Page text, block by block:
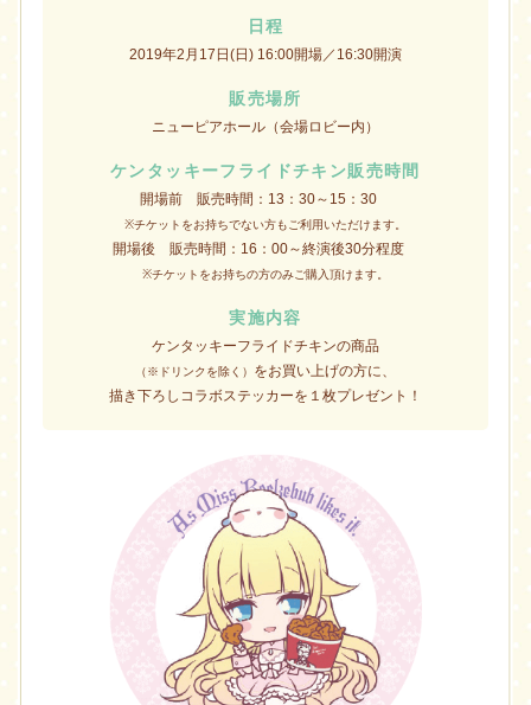
日程
2019年2月17日(日) 16:00開場／16:30開演
販売場所
ニューピアホール（会場ロビー内）
ケンタッキーフライドチキン販売時間
開場前 販売時間：13：30～15：30
※チケットをお持ちでない方もご利用いただけます。
開場後 販売時間：16：00～終演後30分程度
※チケットをお持ちの方のみご購入頂けます。
実施内容
ケンタッキーフライドチキンの商品
（※ドリンクを除く） をお買い上げの方に、
描き下ろしコラボステッカーを１枚プレゼント！